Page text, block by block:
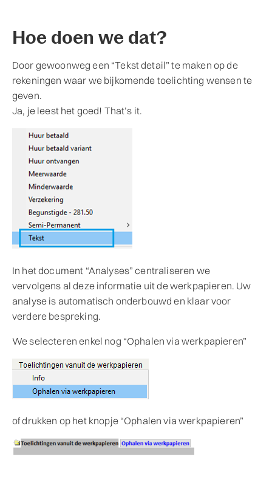
Hoe doen we dat?
Door gewoonweg een “Tekst detail” te maken op de
rekeningen waar we bijkomende toelichting wensen te
geven.
Ja, je leest het goed! That’s it.
In het document “Analyses” centraliseren we
vervolgens al deze informatie uit de werkpapieren. Uw
analyse is automatisch onderbouwd en klaar voor
verdere bespreking.
We selecteren enkel nog “Ophalen via werkpapieren”
of drukken op het knopje “Ophalen via werkpapieren”